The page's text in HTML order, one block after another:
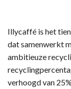
Illycaffé is het
dat samenwerkt
ambitieuze
verhoogd van